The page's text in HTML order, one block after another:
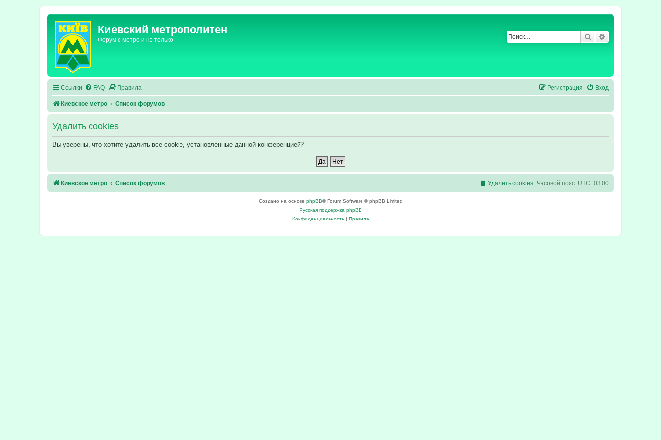
Киевский метрополитен
Форум о метро и не только Поиск
Ссылки FAQ Правила Вход
Регистрация
Киевское метро Список форумов
Удалить cookies
Вы уверены, что хотите удалить все cookie, установленные данной конференцией?
Киевское метро Список форумов Часовой пояс: UTC+03:00
Удалить cookies
Создано на основе phpBB® Forum Software © phpBB Limited
Русская поддержка phpBB
Конфиденциальность| Правила